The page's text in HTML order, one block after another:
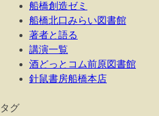
船橋創造ゼミ
船橋北口みらい図書館
著者と語る
講演一覧
酒どっとコム前原図書館
針鼠書房船橋本店
タグ